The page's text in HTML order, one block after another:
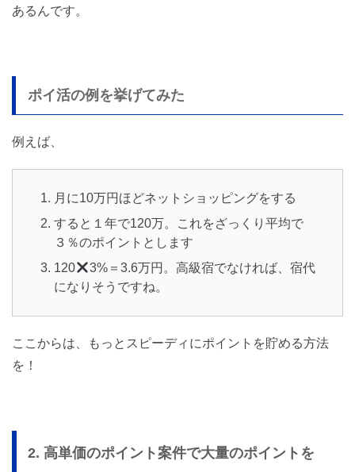
あるんです。
ポイ活の例を挙げてみた
例えば、
月に10万円ほどネットショッピングをする
すると１年で120万。これをざっくり平均で
３％のポイントとします
120
3%＝3.6万円。高級宿でなければ、宿代
になりそうですね。
ここからは、もっとスピーディにポイントを貯める方法
を！
2. 高単価のポイント案件で大量のポイントを